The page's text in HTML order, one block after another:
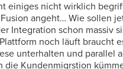
einiges nicht wirklich
angeht… Wie sollen
Integration schon massiv
noch läuft braucht
unterhalten und parallel
die Kundenmigrstion